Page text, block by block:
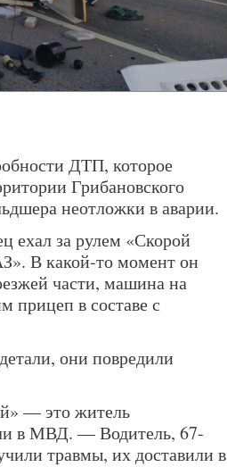
ДТП, которое
Грибановского
неотложки в аварии.
ехал за рулем «Скорой
В какой-то момент он
части, машина на
прицеп в составе с
они повредили
— это житель
в МВД. — Водитель, 67-
травмы, их доставили в